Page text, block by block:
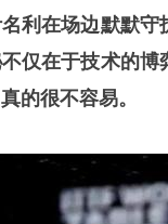
利在场边默默
仅在于技术的
的很不容易。